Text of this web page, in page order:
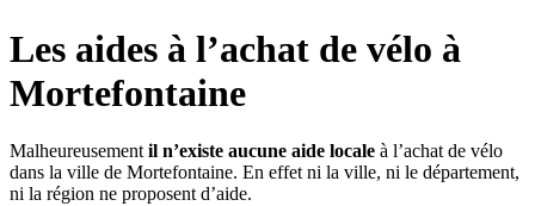
Les aides à l’achat de vélo à
Mortefontaine
Malheureusement il n’existe aucune aide locale à l’achat de vélo
dans la ville de Mortefontaine. En effet ni la ville, ni le département,
ni la région ne proposent d’aide.